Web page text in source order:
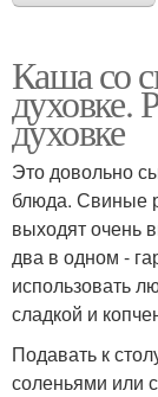
Каша со
духовке.
духовке
Это довольно
блюда. Свиные
выходят очень
два в одном -
использовать
сладкой и
Подавать к
соленьями или